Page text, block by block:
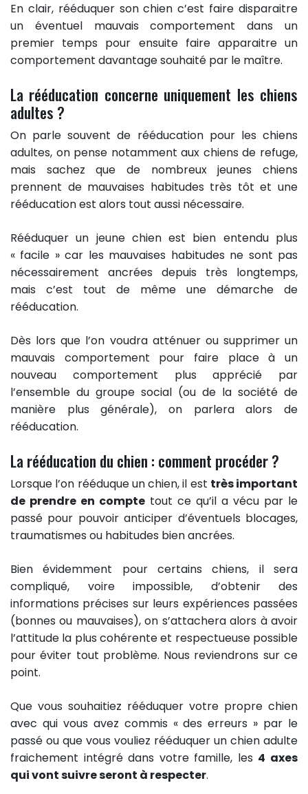
En clair, rééduquer son chien c’est faire disparaitre
un éventuel mauvais comportement dans un
premier temps pour ensuite faire apparaitre un
comportement davantage souhaité par le maître.
La rééducation concerne uniquement les chiens
adultes ?
On parle souvent de rééducation pour les chiens
adultes, on pense notamment aux chiens de refuge,
mais sachez que de nombreux jeunes chiens
prennent de mauvaises habitudes très tôt et une
rééducation est alors tout aussi nécessaire.
Rééduquer un jeune chien est bien entendu plus
« facile » car les mauvaises habitudes ne sont pas
nécessairement ancrées depuis très longtemps,
mais c’est tout de même une démarche de
rééducation.
Dès lors que l’on voudra atténuer ou supprimer un
mauvais comportement pour faire place à un
nouveau comportement plus apprécié par
l’ensemble du groupe social (ou de la société de
manière plus générale), on parlera alors de
rééducation.
La rééducation du chien : comment procéder ?
Lorsque l’on rééduque un chien, il est très important
de prendre en compte tout ce qu’il a vécu par le
passé pour pouvoir anticiper d’éventuels blocages,
traumatismes ou habitudes bien ancrées.
Bien évidemment pour certains chiens, il sera
compliqué, voire impossible, d’obtenir des
informations précises sur leurs expériences passées
(bonnes ou mauvaises), on s’attachera alors à avoir
l’attitude la plus cohérente et respectueuse possible
pour éviter tout problème. Nous reviendrons sur ce
point.
Que vous souhaitiez rééduquer votre propre chien
avec qui vous avez commis « des erreurs » par le
passé ou que vous vouliez rééduquer un chien adulte
fraichement intégré dans votre famille, les 4 axes
qui vont suivre seront à respecter.